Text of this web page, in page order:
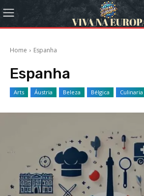
Home Espanha
Espanha
Arts Áustria Beleza Bélgica Culinaria